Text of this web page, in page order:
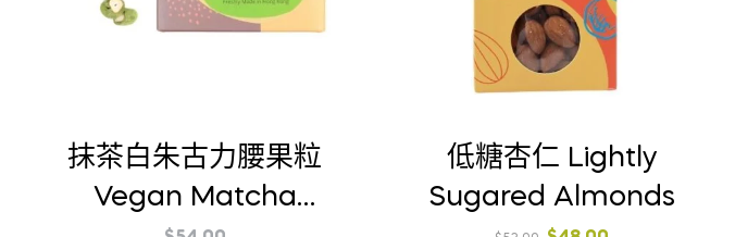
抹茶白朱古力腰果粒
Vegan Matcha
低糖杏仁 Lightly
Sugared Almonds